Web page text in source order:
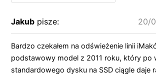
Jakub pisze: 20/
Bardzo czekałem na odświeżenie linii
podstawowy model z 2011 roku, który po
standardowego dysku na SSD ciągle daje